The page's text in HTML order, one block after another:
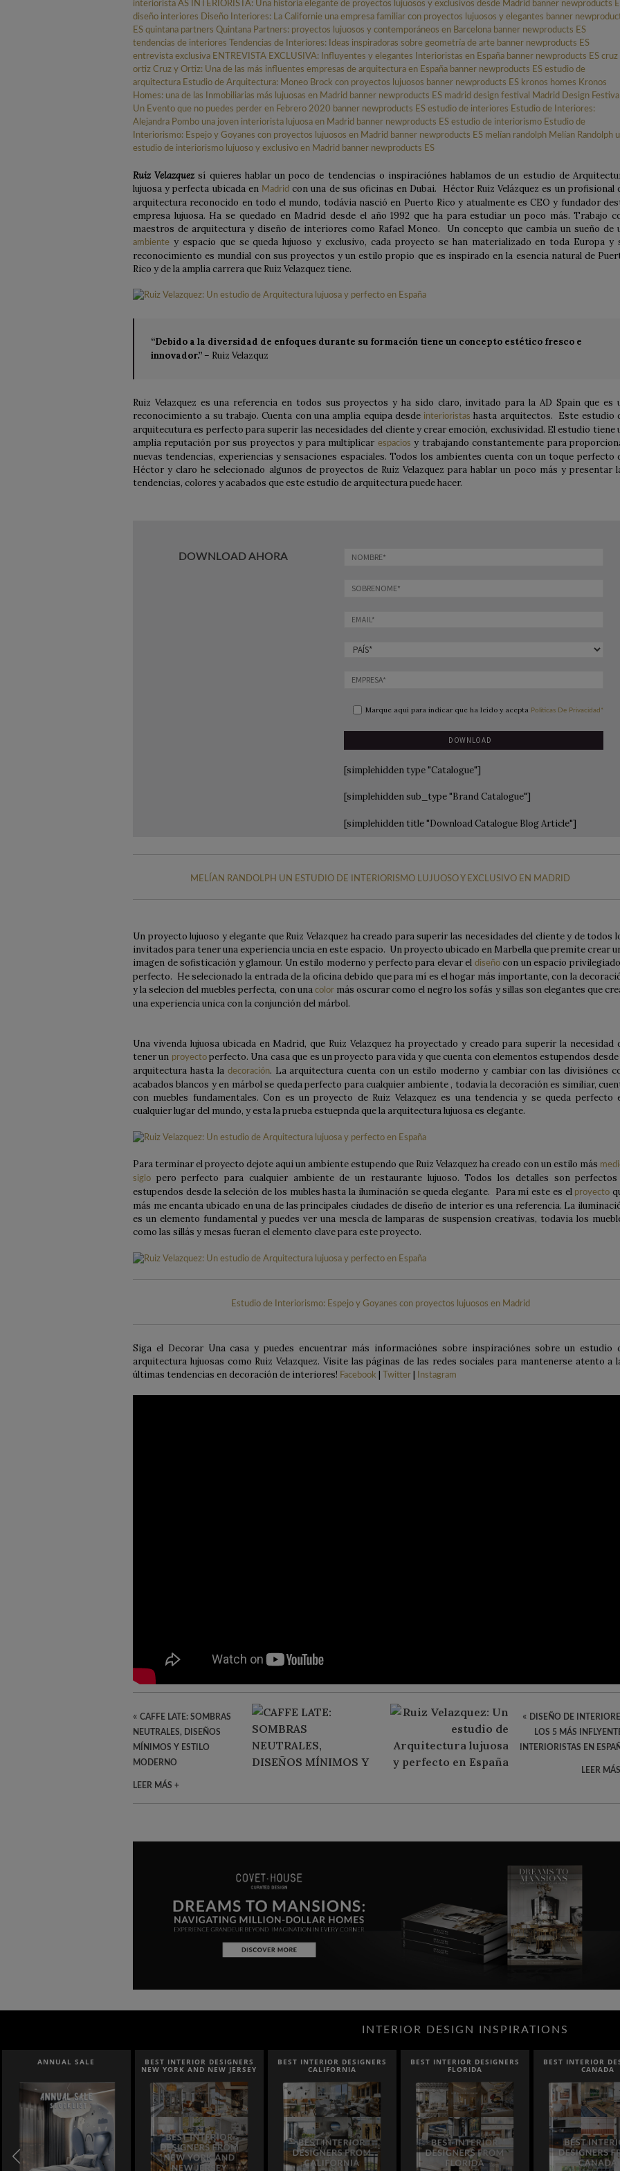
Ruiz Velazquez sí quieres hablar un poco de tendencias o inspiraciónes hablamos de un estudio de
lujuosa y perfecta ubicada en Madrid con una de sus oficinas en Dubai. Héctor Ruiz Velázquez es un profisional
arquitectura reconocido en todo el mundo, todávia nasció en Puerto Rico y atualmente es CEO y fundador
empresa lujuosa. Ha se quedado en Madrid desde el año 1992 que ha para estudiar un poco más. Trabajo
maestros de arquitectura y diseño de interiores como Rafael Moneo. Un concepto que cambia un sueño de
ambiente y espacio que se queda lujuoso y exclusivo, cada proyecto se han materializado en toda Europa y
reconocimiento es mundial con sus proyectos y un estilo propio que es inspirado en la esencia natural de
Rico y de la amplia carrera que Ruiz Velazquez tiene.
“Debido a la diversidad de enfoques durante su formación tiene un concepto estético fresco e
innovador.” – Ruiz Velazquz
Ruiz Velazquez es una referencia en todos sus proyectos y ha sido claro, invitado para la AD Spain que es
reconocimiento a su trabajo. Cuenta con una amplia equipa desde interioristashasta arquitectos. Este estudio
arquitecutura es perfecto para superir las necesidades del cliente y crear emoción, exclusividad. El estudio tiene
amplia reputación por sus proyectos y para multiplicar espacios y trabajando constantemente para
nuevas tendencias, experiencias y sensaciones espaciales. Todos los ambientes cuenta con un toque perfecto
Héctor y claro he selecionado algunos de proyectos de Ruiz Velazquez para hablar un poco más y presentar
tendencias, colores y acabados que este estudio de arquitectura puede hacer.
DOWNLOAD AHORA
Marque aquí para indicar que ha leído y acepta Politicas De Privacidad*
[simplehidden type "Catalogue"]
[simplehidden sub_type "Brand Catalogue"]
[simplehidden title "Download Catalogue Blog Article"]
MELÍAN RANDOLPH UN ESTUDIO DE INTERIORISMO LUJUOSO Y EXCLUSIVO EN MADRID
Un proyecto lujuoso y elegante que Ruiz Velazquez ha creado para superir las necesidades del cliente y de todos
invitados para tener una experiencia uncia en este espacio. Un proyecto ubicado en Marbella que premite crear
imagen de sofisticación y glamour. Un estilo moderno y perfecto para elevar el diseñocon un espacio
perfecto. He selecionado la entrada de la oficina debido que para mí es el hogar más importante, con la
y la selecion del muebles perfecta, con una colormás oscurar como el negro los sofás y sillas son elegantes que
una experiencia unica con la conjunción del márbol.
Una vivenda lujuosa ubicada en Madrid, que Ruiz Velazquez ha proyectado y creado para superir la necesidad
tener un proyectoperfecto. Una casa que es un proyecto para vida y que cuenta con elementos estupendos desde
arquitectura hasta la decoración. La arquitectura cuenta con un estilo moderno y cambiar con las divisiónes
acabados blancos y en márbol se queda perfecto para cualquier ambiente , todavia la decoración es similiar,
con muebles fundamentales. Con es un proyecto de Ruiz Velazquez es una tendencia y se queda perfecto
cualquier lugar del mundo, y esta la prueba estuepnda que la arquitectura lujuosa es elegante.
Para terminar el proyecto dejote aqui un ambiente estupendo que Ruiz Velazquez ha creado con un estilo más
siglo
pero perfecto para cualquier ambiente de un restaurante lujuoso. Todos los detalles son
estupendos desde la seleción de los mubles hasta la iluminación se queda elegante. Para mí este es el proyecto
más me encanta ubicado en una de las principales ciudades de diseño de interior es una referencia. La
es un elemento fundamental y puedes ver una mescla de lamparas de suspension creativas, todavia los
como las sillás y mesas fueran el elemento clave para este proyecto.
Estudio de Interiorismo: Espejo y Goyanes con proyectos lujuosos en Madrid
Siga el Decorar Una casa y puedes encuentrar más informaciónes sobre inspiraciónes sobre un estudio
arquitectura lujuosas como Ruiz Velazquez. Visite las páginas de las redes sociales para mantenerse atento a
últimas tendencias en decoración de interiores! Facebook | Twitter | Instagram
« CAFFE LATE: SOMBRAS
NEUTRALES, DISEÑOS
MÍNIMOS Y ESTILO
MODERNO
LEER MÁS +
« DISEÑO DE
LOS 5 MÁS
INTERIORISTAS EN
LEER
INTERIOR DESIGN INSPIRATIONS
ANNUAL SALE BEST INTERIOR DESIGNERS
NEW YORK AND NEW JERSEY
BEST INTERIOR DESIGNERS
CALIFORNIA
BEST INTERIOR DESIGNERS
FLORIDA
BEST INTERIOR
CANADA